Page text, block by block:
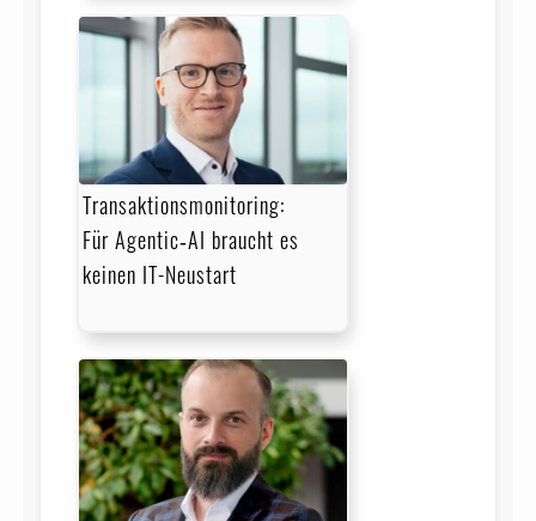
Transaktionsmonitoring:
Für Agentic‑AI braucht es
keinen IT-Neustart